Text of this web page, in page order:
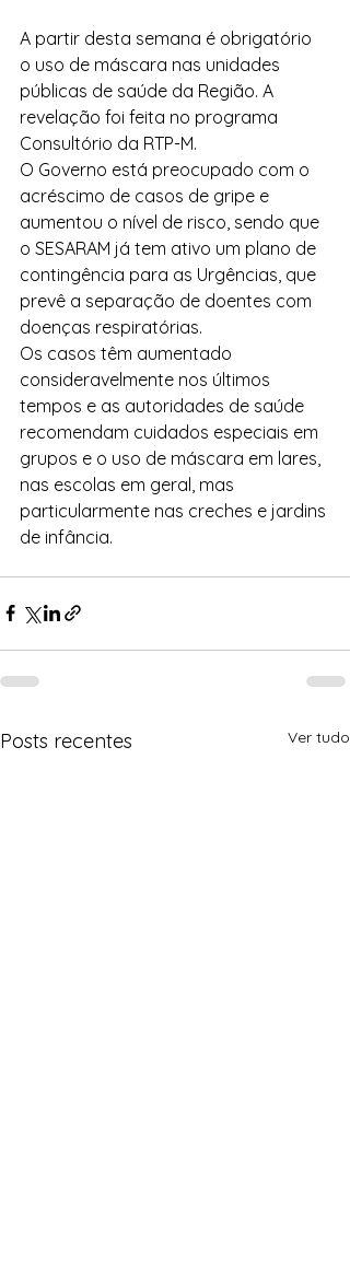
A partir desta semana é obrigatório
o uso de máscara nas unidades
públicas de saúde da Região. A
revelação foi feita no programa
Consultório da RTP-M.
O Governo está preocupado com o
acréscimo de casos de gripe e
aumentou o nível de risco, sendo que
o SESARAM já tem ativo um plano de
contingência para as Urgências, que
prevê a separação de doentes com
doenças respiratórias.
Os casos têm aumentado
consideravelmente nos últimos
tempos e as autoridades de saúde
recomendam cuidados especiais em
grupos e o uso de máscara em lares,
nas escolas em geral, mas
particularmente nas creches e jardins
de infância.
Posts recentes Ver tudo